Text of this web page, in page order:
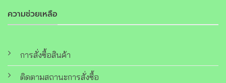
ความช่วยเหลือ
การสั่งซื้อสินค้า
ติดตามสถานะการสั่งซื้อ